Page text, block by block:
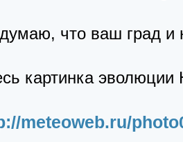
что ваш град и
картинка
meteoweb.ru/